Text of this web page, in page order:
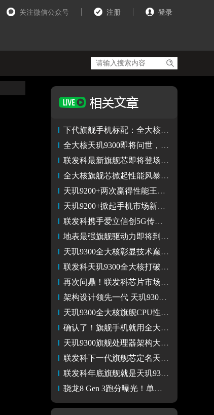
关注微信公众号 注册 登录
下代旗舰手机标配：全大核天玑9300和极速LPDDR5T内存
全大核天玑9300即将问世，智能手机高端市场迎来新巅峰
联发科最新旗舰芯即将登场 全大核天玑9300引领移动游戏新风潮
全大核旗舰芯掀起性能风暴，天玑9300将让游戏愈发畅快
天玑9200+两次赢得性能王者 天玑9300全大核设计理论实力更强
天玑9200+掀起手机市场新浪潮 天玑9300性能表现更值得期待
联发科携手爱立信创5G传输记录 期待天玑9300全大核的绝佳表现
地表最强旗舰驱动力即将到来 天玑9300“全大核”重磅登场
天玑9300全大核彰显技术巅峰 联发科稳坐芯片市场宝座
联发科天玑9300全大核打破天花板，出货量再次夺得全球第一
再次问鼎！联发科芯片市场份额全球第一天玑9300全大核来势汹汹
架构设计领先一代 天玑9300用8个全大核冲性能 功耗大降
天玑9300全大核旗舰CPU性能太顶了！功耗降一半
确认了！旗舰手机就用全大核处理器！网传天玑9300将有大升级
天玑9300旗舰处理器架构大改 CPU性能爆表 功耗降50%
联发科下一代旗舰芯定名天玑9300 芯片市场又要神仙打架了
联发科年底旗舰就是天玑9300 大V爆料史无前例的大改款
骁龙8 Gen 3跑分曝光！单核1930 多核6236